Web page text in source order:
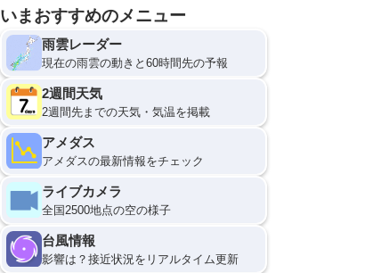
いまおすすめのメニュー
雨雲レーダー
現在の雨雲の動きと60時間先の予報
2週間天気
2週間先までの天気・気温を掲載
アメダス
アメダスの最新情報をチェック
ライブカメラ
全国2500地点の空の様子
台風情報
影響は？接近状況をリアルタイム更新